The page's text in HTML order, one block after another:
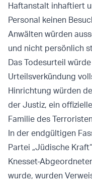
Haftanstalt inhaftiert
Personal keinen
Anwälten würden
und nicht persönlich
Das Todesurteil
Urteilsverkündung
Hinrichtung würden
der Justiz, ein
Familie des
In der endgültigen
Partei „Jüdische
Knesset-
wurde, wurden